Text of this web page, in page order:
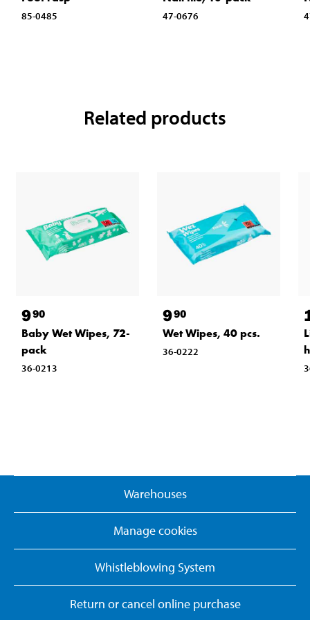
85-0485 47-0676
Related products
990
Baby Wet Wipes, 72-
pack
36-0213
990
Wet Wipes, 40 pcs.
36-0222
Warehouses
Manage cookies
Whistleblowing System
Return or cancel online purchase